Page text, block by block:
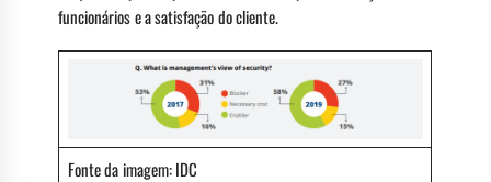
funcionários e a satisfação do cliente.
Fonte da imagem: IDC